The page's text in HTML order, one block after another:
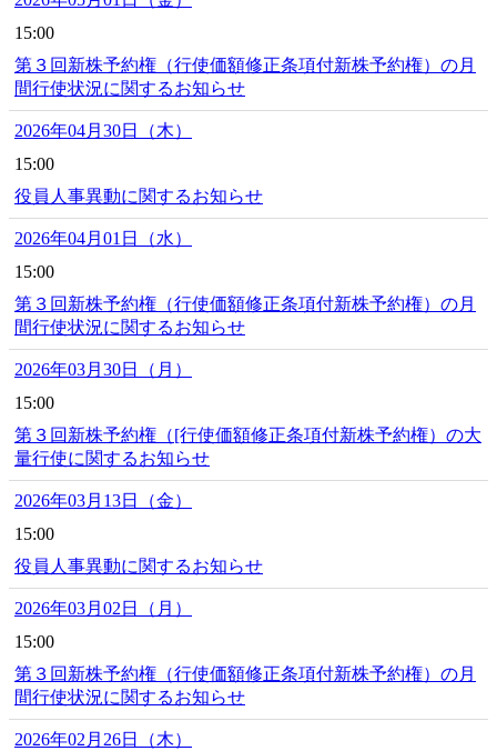
15:00
第３回新株予約権（行使価額修正条項付新株予約権）の月
間行使状況に関するお知らせ
2026年04月30日（木）
15:00
役員人事異動に関するお知らせ
2026年04月01日（水）
15:00
第３回新株予約権（行使価額修正条項付新株予約権）の月
間行使状況に関するお知らせ
2026年03月30日（月）
15:00
第３回新株予約権（[行使価額修正条項付新株予約権）の大
量行使に関するお知らせ
2026年03月13日（金）
15:00
役員人事異動に関するお知らせ
2026年03月02日（月）
15:00
第３回新株予約権（行使価額修正条項付新株予約権）の月
間行使状況に関するお知らせ
2026年02月26日（木）